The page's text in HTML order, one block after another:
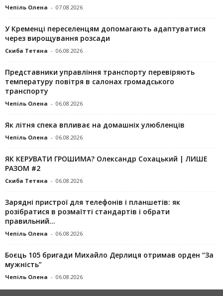
Чепіль Олена - 07.08.2026
У Кременці переселенцям допомагають адаптуватися
через вирощування розсади
Скиба Тетяна - 06.08.2026
Представники управління транспорту перевіряють
температуру повітря в салонах громадського
транспорту
Чепіль Олена - 06.08.2026
Як літня спека впливає на домашніх улюбленців
Чепіль Олена - 06.08.2026
ЯК КЕРУВАТИ ГРОШИМА? Олександр Сохацький | ЛИШЕ
РАЗОМ #2
Скиба Тетяна - 06.08.2026
Зарядні пристрої для телефонів і планшетів: як
розібратися в розмаїтті стандартів і обрати
правильний...
Чепіль Олена - 06.08.2026
Боєць 105 бригади Михайло Дерлиця отримав орден “За
мужність”
Чепіль Олена - 06.08.2026